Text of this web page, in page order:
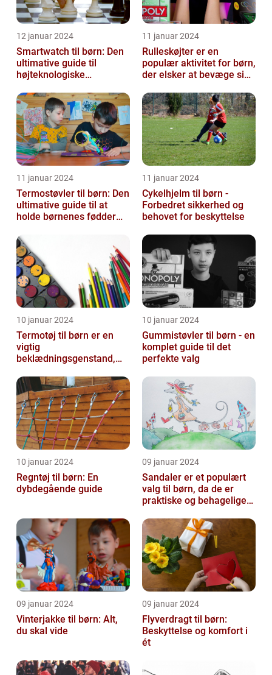
12 januar 2024
Smartwatch til børn: Den
ultimative guide til
højteknologiske
11 januar 2024
Rulleskøjter er en
populær aktivitet for børn,
der elsker at bevæge sig
11 januar 2024
Termostøvler til børn: Den
ultimative guide til at
holde børnenes fødder
11 januar 2024
Cykelhjelm til børn -
Forbedret sikkerhed og
behovet for beskyttelse
10 januar 2024
Termotøj til børn er en
vigtig
beklædningsgenstand,
kommer igennem kolde
vi...
10 januar 2024
Gummistøvler til børn - en
komplet guide til det
perfekte valg
10 januar 2024
Regntøj til børn: En
dybdegående guide
09 januar 2024
Sandaler er et populært
valg til børn, da de er
praktiske og behagelige
09 januar 2024
Vinterjakke til børn: Alt,
du skal vide
09 januar 2024
Flyverdragt til børn:
Beskyttelse og komfort i
ét